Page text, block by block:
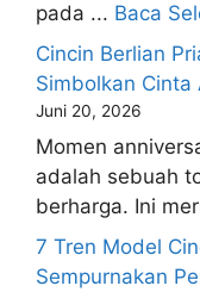
pada ... Baca
Cincin Berlian
Simbolkan Cinta
Juni 20, 2026
Momen
adalah sebuah
berharga. Ini
7 Tren Model
Sempurnakan